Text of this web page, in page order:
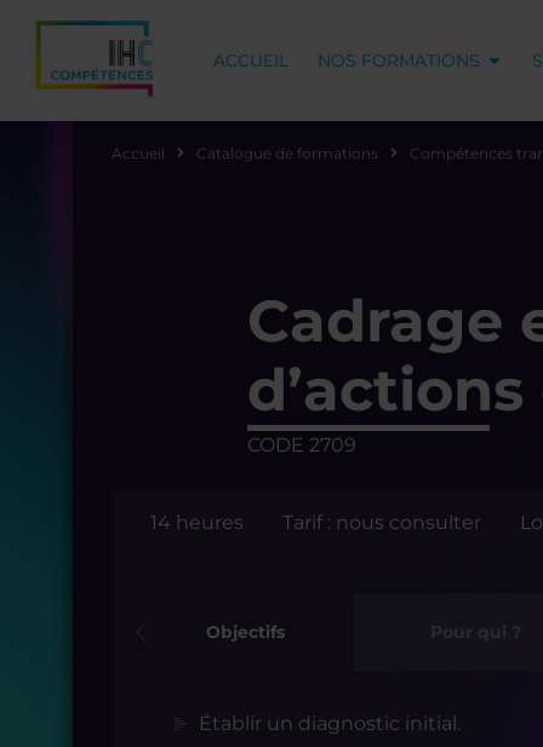
ACCUEIL NOS FORMATIONS
Accueil Catalogue de formations Compétences
Cadrage
CODE 2709
14 heures Tarif : nous consulter
Objectifs Pour qui ?
Établir un diagnostic initial.